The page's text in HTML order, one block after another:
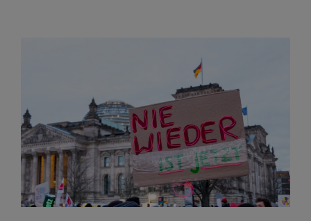
Antirassismus und
Antidiskriminierung Anträge und Anfragen
BVV
BVV Aktuelles Demokratie und Beteiligung
Gleichstellung und Antidiskriminierung
Integration/Partizipation Migration und Flucht
offene Gesellschaft
Resolution